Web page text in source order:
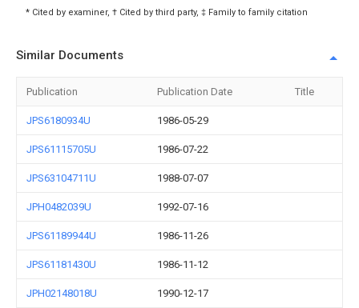
* Cited by examiner, † Cited by third party, ‡ Family to family citation
Similar Documents
Publication Publication Date Title
JPS6180934U 1986-05-29
JPS61115705U 1986-07-22
JPS63104711U 1988-07-07
JPH0482039U 1992-07-16
JPS61189944U 1986-11-26
JPS61181430U 1986-11-12
JPH02148018U 1990-12-17